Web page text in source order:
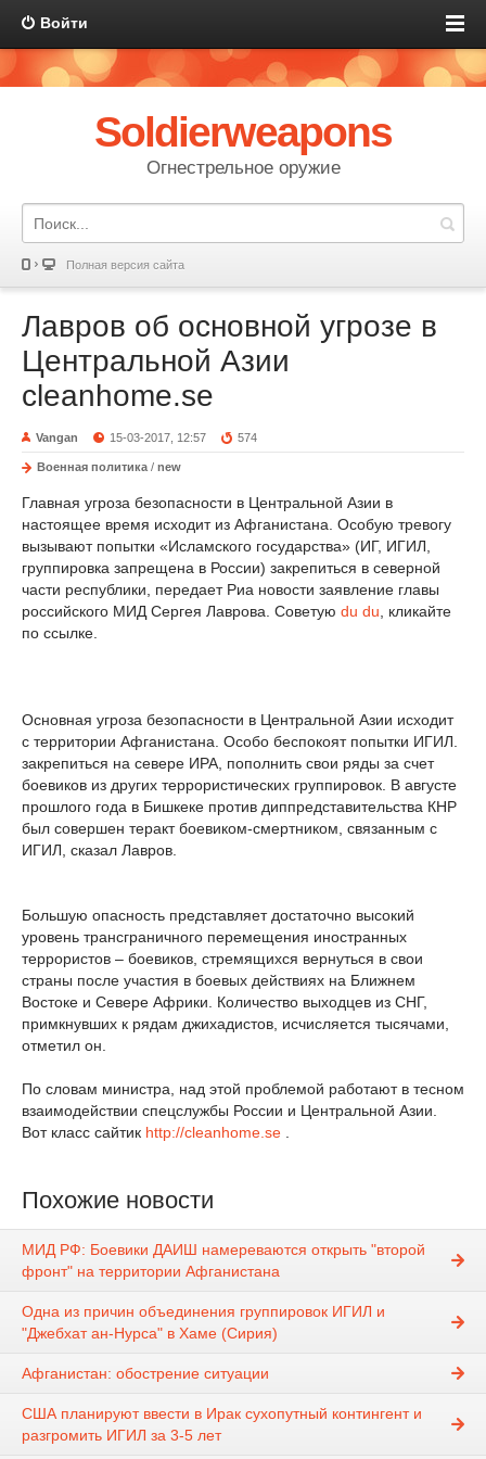
Войти
Soldierweapons
Огнестрельное оружие
Полная версия сайта
Лавров об основной угрозе в
Центральной Азии
cleanhome.se
Vangan 15-03-2017, 12:57 574
Военная политика / new
Главная угроза безопасности в Центральной Азии в
настоящее время исходит из Афганистана. Особую тревогу
вызывают попытки «Исламского государства» (ИГ, ИГИЛ,
группировка запрещена в России) закрепиться в северной
части республики, передает Риа новости заявление главы
российского МИД Сергея Лаврова. Советую du du , кликайте
по ссылке.
Основная угроза безопасности в Центральной Азии исходит
с территории Афганистана. Особо беспокоят попытки ИГИЛ.
закрепиться на севере ИРА, пополнить свои ряды за счет
боевиков из других террористических группировок. В августе
прошлого года в Бишкеке против диппредставительства КНР
был совершен теракт боевиком-смертником, связанным с
ИГИЛ, сказал Лавров.
Большую опасность представляет достаточно высокий
уровень трансграничного перемещения иностранных
террористов – боевиков, стремящихся вернуться в свои
страны после участия в боевых действиях на Ближнем
Востоке и Севере Африки. Количество выходцев из СНГ,
примкнувших к рядам джихадистов, исчисляется тысячами,
отметил он.
По словам министра, над этой проблемой работают в тесном
взаимодействии спецслужбы России и Центральной Азии.
Вот класс сайтик http://cleanhome.se
Похожие новости
МИД РФ: Боевики ДАИШ намереваются открыть "второй
фронт" на территории Афганистана
Одна из причин объединения группировок ИГИЛ и
"Джебхат ан-Нурса" в Хаме (Сирия)
Афганистан: обострение ситуации
США планируют ввести в Ирак сухопутный контингент и
разгромить ИГИЛ за 3-5 лет